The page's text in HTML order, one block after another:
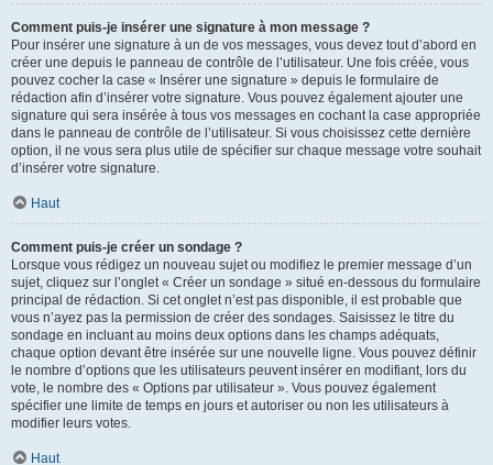
Comment puis-je insérer une signature à mon message ?
Pour insérer une signature à un de vos messages, vous devez tout d’abord en
créer une depuis le panneau de contrôle de l’utilisateur. Une fois créée, vous
pouvez cocher la case « Insérer une signature » depuis le formulaire de
rédaction afin d’insérer votre signature. Vous pouvez également ajouter une
signature qui sera insérée à tous vos messages en cochant la case appropriée
dans le panneau de contrôle de l’utilisateur. Si vous choisissez cette dernière
option, il ne vous sera plus utile de spécifier sur chaque message votre souhait
d’insérer votre signature.
Haut
Comment puis-je créer un sondage ?
Lorsque vous rédigez un nouveau sujet ou modifiez le premier message d’un
sujet, cliquez sur l’onglet « Créer un sondage » situé en-dessous du formulaire
principal de rédaction. Si cet onglet n’est pas disponible, il est probable que
vous n’ayez pas la permission de créer des sondages. Saisissez le titre du
sondage en incluant au moins deux options dans les champs adéquats,
chaque option devant être insérée sur une nouvelle ligne. Vous pouvez définir
le nombre d’options que les utilisateurs peuvent insérer en modifiant, lors du
vote, le nombre des « Options par utilisateur ». Vous pouvez également
spécifier une limite de temps en jours et autoriser ou non les utilisateurs à
modifier leurs votes.
Haut